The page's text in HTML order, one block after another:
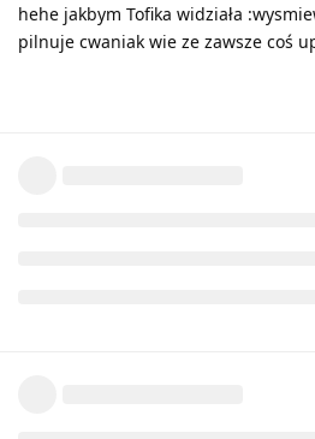
hehe jakbym Tofika widziała
pilnuje cwaniak wie ze zawsze coś